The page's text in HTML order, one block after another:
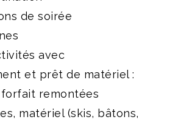
de soirée
avec
et prêt de matériel :
forfait remontées
matériel (skis, bâtons,